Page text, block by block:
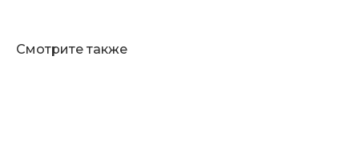
Смотрите также